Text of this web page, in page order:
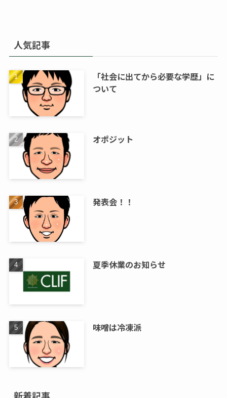
人気記事
「社会に出てから必要な学歴」に
ついて
オポジット
発表会！！
夏季休業のお知らせ
味噌は冷凍派